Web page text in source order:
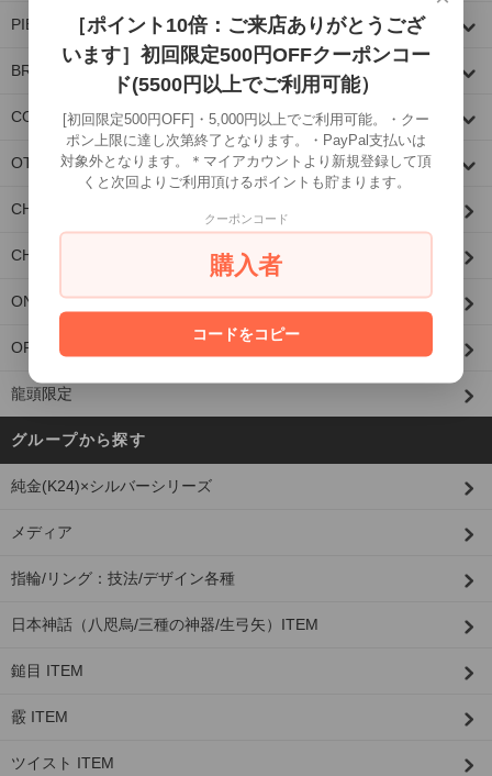
PIERCE
BRACELET
COLLABORATION
OTHER
CHAIN PARTS/CUSTOM PARTS
CHAIN
ONE MAKE ITEM
OPTION
龍頭限定
グループから探す
純金(K24)×シルバーシリーズ
メディア
指輪/リング：技法/デザイン各種
日本神話（八咫烏/三種の神器/生弓矢）ITEM
鎚目 ITEM
霰 ITEM
ツイスト ITEM
［ポイント10倍：ご来店ありがとうござ
います］初回限定500円OFFクーポンコー
ド(5500円以上でご利用可能）
[初回限定500円OFF]・5,000円以上でご利用可能。・クー
ポン上限に達し次第終了となります。・PayPal支払いは
対象外となります。＊マイアカウントより新規登録して頂
くと次回よりご利用頂けるポイントも貯まります。
クーポンコード
購入者
コードをコピー